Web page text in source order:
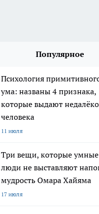
Популярное
Психология
ума: названы 4 признака,
которые выдают
человека
11 июля
Три вещи, которые умные
люди не выставляют
мудрость Омара Хайяма
17 июля